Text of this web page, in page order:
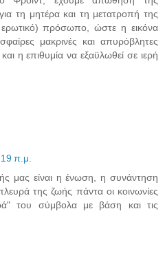
τη μητέρα και τη μετατροπή της
πρόσωπο, ώστε η εικόνα
μακρινές και απυρόβλητες
η επιθυμία να εξαϋλωθεί σε ιερή
π.μ.
μας είναι η ένωση, η συνάντηση
της ζωής πάντα οι κοινωνίες
του σύμβολα με βάση και τις